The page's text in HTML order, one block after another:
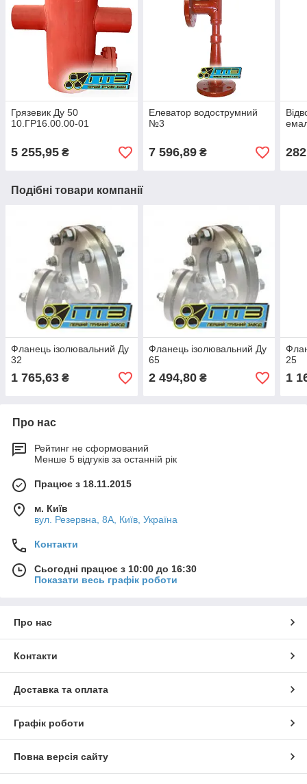
Грязевик Ду 50
10.ГР16.00.00-01
5 255,95 ₴
Елеватор водострумний
№3
7 596,89₴
Подібні товари компанії
Фланець ізолювальний Ду
32
1 765,63 ₴
Фланець ізолювальний Ду
65
2 494,80₴
25
1
Про нас
Рейтинг не сформований
Менше 5 відгуків за останній рік
Працює з 18.11.2015
м. Київ
вул. Резервна, 8А, Київ, Україна
Контакти
Сьогодні працює з 10:00 до 16:30
Показати весь графік роботи
Про нас
Контакти
Доставка та оплата
Графік роботи
Повна версія сайту